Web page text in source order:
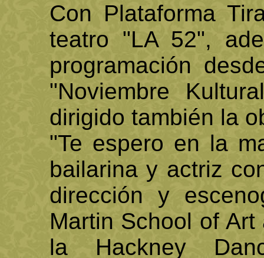
Con Plataforma
teatro "LA 52",
programación
"Noviembre
dirigido también la
"Te espero en la
bailarina y actriz
dirección y
Martin School of
la Hackney